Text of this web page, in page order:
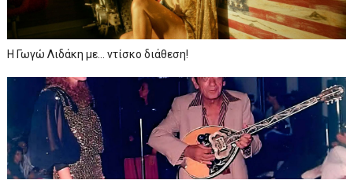
Η Γωγώ Λιδάκη με... ντίσκο διάθεση!